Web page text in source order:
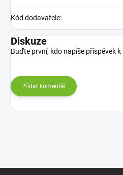
Kód dodavatele:
Diskuze
Buďte první, kdo napíše příspěvek
Přidat komentář